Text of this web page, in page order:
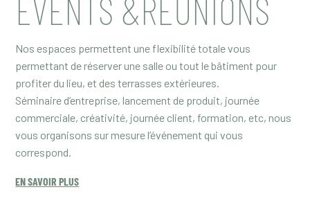
EVENTS &RÉUNIONS
Nos espaces permettent une flexibilité totale vous
permettant de réserver une salle ou tout le bâtiment pour
profiter du lieu, et des terrasses extérieures.
Séminaire d’entreprise, lancement de produit, journée
commerciale, créativité, journée client, formation, etc, nous
vous organisons sur mesure l’événement qui vous
correspond.
EN SAVOIR PLUS